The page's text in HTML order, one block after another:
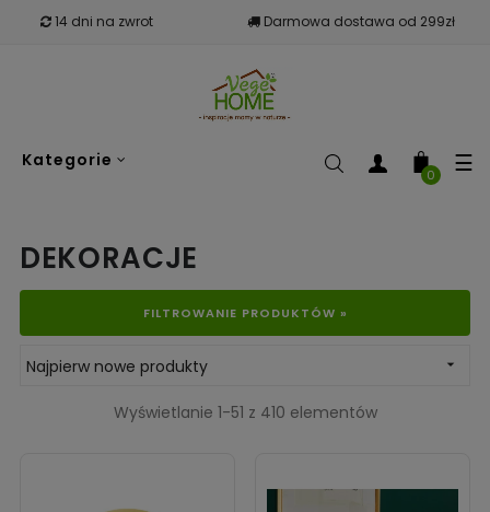
14 dni na zwrot Darmowa dostawa od 299zł
Kategorie ☰
0
DEKORACJE
FILTROWANIE PRODUKTÓW »
Najpierw nowe produkty 
Wyświetlanie 1-51 z 410 elementów